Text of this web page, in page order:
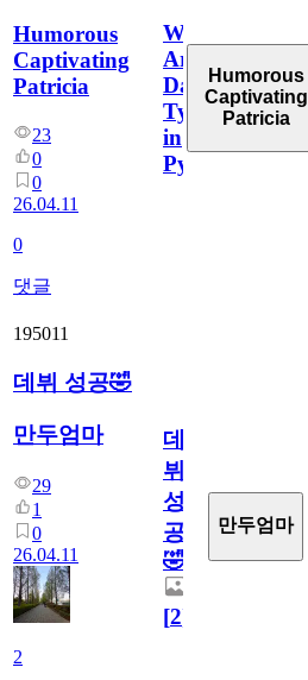
Humorous
Captivating
Patricia
23
0
0
26.04.11
0
댓글
What
Are
Data
Types
in
Python?
Humorous
Captivating
Patricia
195011
데뷔 성공🤣
만두엄마
29
1
0
26.04.11
2
데
뷔
성
공
🤣
[2]
만두엄마